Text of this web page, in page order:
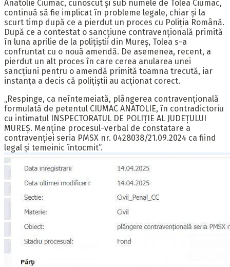
Anatolie Ciumac, cunoscut și sub numele de Tolea Ciumac,
continuă să fie implicat în probleme legale, chiar și la
scurt timp după ce a pierdut un proces cu Poliția Română.
După ce a contestat o sancțiune contravențională primită
în luna aprilie de la polițiștii din Mureș, Tolea s-a
confruntat cu o nouă amendă. De asemenea, recent, a
pierdut un alt proces în care cerea anularea unei
sancțiuni pentru o amendă primită toamna trecută, iar
instanța a decis că polițiștii au acționat corect.
„Respinge, ca neîntemeiată, plângerea contravențională
formulată de petentul CIUMAC ANATOLIE, în contradictoriu
cu intimatul INSPECTORATUL DE POLIȚIE AL JUDEȚULUI
MUREȘ. Menține procesul-verbal de constatare a
contravenției seria PMSX nr. 0428038/21.09.2024 ca fiind
legal și temeinic întocmit”.